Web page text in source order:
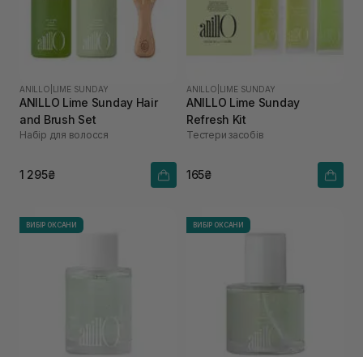
ANILLO LIME SUNDAY
ANILLO Lime Sunday Hair
and Brush Set
Набір для волосся
1 295₴
ANILLO LIME SUNDAY
ANILLO Lime Sunday
Refresh Kit
Тестери засобів
165₴
ВИБІР ОКСАНИ ВИБІР ОКСАНИ